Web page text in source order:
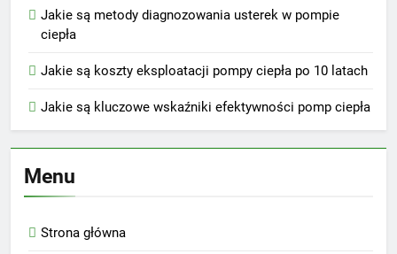
Jakie są metody diagnozowania usterek w pompie
ciepła
Jakie są koszty eksploatacji pompy ciepła po 10 latach
Jakie są kluczowe wskaźniki efektywności pomp ciepła
Menu
Strona główna